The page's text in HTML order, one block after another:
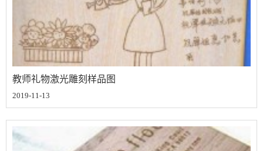
教师礼物激光雕刻样品图
2019-11-13